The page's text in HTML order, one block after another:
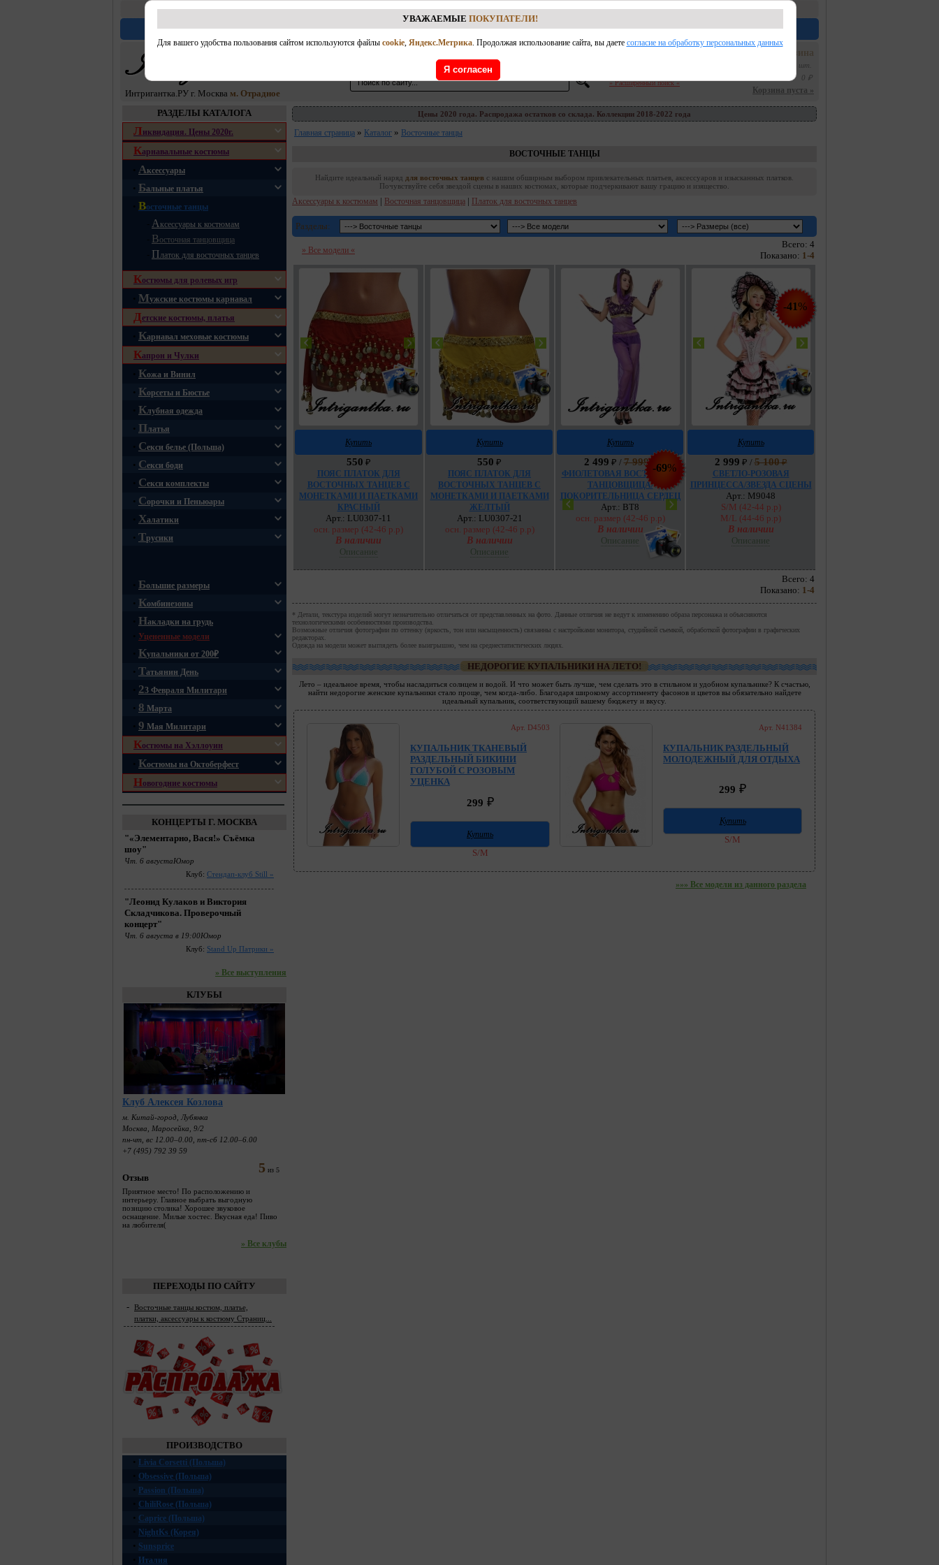
Главная Каталог Скидки Размеры Статьи Вопрос online Фото Оплата и доставка Контакты/Обратная связь
Интригантка.РУ г. Москва м. Отрадное
режим работы: 10.00-20.00 (пон.-воск.)
» Расширенный поиск «
Корзина
0 шт.
0 ₽
Корзина пуста »
РАЗДЕЛЫ КАТАЛОГА
Ликвидация. Цены 2020г.
Карнавальные костюмы
Аксессуары
• Бальные платья
Восточные танцы
Аксессуары к костюмам
Восточная танцовщица
Платок для восточных танцев
Костюмы для ролевых игр
Мужские костюмы карнавал
Детские костюмы, платья
Карнавал меховые костюмы
Капрон и Чулки
Кожа и Винил
• Корсеты и Бюстье
Клубная одежда
• Платья
Секси белье (Польша)
• Секси боди
Секси комплекты
• Сорочки и Пеньюары
Халатики
• Трусики
Большие размеры
• Комбинезоны
Накладки на грудь
Уцененные модели
Купальники от 200₽
• Татьянин День
23 Февраля Милитари
• 8 Марта
9 Мая Милитари
Костюмы на Хэллоуин
Костюмы на Октоберфест
Новогодние костюмы
КОНЦЕРТЫ Г. МОСКВА
"«Элементарно, Вася!» Съёмка
шоу"
Чт. 6 августаЮмор
Клуб: Стендап-клуб Still »
"Леонид Кулаков и Виктория
Складчикова. Проверочный
концерт"
Чт. 6 августа в 19:00Юмор
Клуб: Stand Up Патрики »
» Все выступления
КЛУБЫ
Клуб Алексея Козлова
м. Китай-город, Лубянка
Москва, Маросейка, 9/2
пн-чт, вс 12.00–0.00, пт-сб 12.00–6.00
+7 (495) 792 39 59
5 из 5
Отзыв
Приятное место! По расположению и
интерьеру. Главное выбрать выгодную
позицию столика! Хорошее звуковое
оснащение. Милые хостес. Вкусная еда! Пиво
на любителя(
» Все клубы
ПЕРЕХОДЫ ПО САЙТУ
-
Восточные танцы костюм, платье,
платки, аксессуары к костюму Страниц...
ПРОИЗВОДСТВО
• Livia Corsetti (Польша)
Obsessive (Польша)
• Passion (Польша)
ChiliRose (Польша)
• Caprice (Польша)
NightKs (Корея)
• Sunsprice
Италия
Цены 2020 года. Распродажа остатков со склада. Коллекции 2018-2022 года
Главная страница » Каталог » Восточные танцы
ВОСТОЧНЫЕ ТАНЦЫ
Найдите идеальный наряд для восточных танцев с нашим обширным выбором привлекательных платьев, аксессуаров и изысканных платков.
Почувствуйте себя звездой сцены в наших костюмах, которые подчеркивают вашу грацию и изящество.
Аксессуары к костюмам | Восточная танцовщица | Платок для восточных танцев
Разделы:
» Все модели «
Всего: 4
Показано: 1-4
Купить
550 ₽
ПОЯС ПЛАТОК ДЛЯ
ВОСТОЧНЫХ ТАНЦЕВ С
МОНЕТКАМИ И ПАЕТКАМИ
КРАСНЫЙ
Арт.: LU0307-11
осн. размер (42-46 р.р)
В наличии
Описание
Купить
550 ₽
ПОЯС ПЛАТОК ДЛЯ
ВОСТОЧНЫХ ТАНЦЕВ С
МОНЕТКАМИ И ПАЕТКАМИ
ЖЕЛТЫЙ
Арт.: LU0307-21
осн. размер (42-46 р.р)
В наличии
Описание
-69%
Купить
2 499 ₽ /7 999₽
ФИОЛЕТОВАЯ ВОСТОЧНАЯ
ТАНЦОВЩИЦА/
ПОКОРИТЕЛЬНИЦА СЕРДЕЦ
Арт.: ВТ8
осн. размер (42-46 р.р)
В наличии
Описание
-41%
Купить
2 999 ₽ /5 100₽
СВЕТЛО-РОЗОВАЯ
ПРИНЦЕССА/ЗВЕЗДА СЦЕНЫ
Арт.: M9048
S/M (42-44 р.р)
M/L (44-46 р.р)
В наличии
Описание
Всего: 4
Показано: 1-4
* Детали, текстура изделий могут незначительно отличаться от представленных на фото. Данные отличия не ведут к изменению образа персонажа и объясняются
технологическими особенностями производства.
Возможные отличия фотографии по оттенку (яркость, тон или насыщенность) связанны с настройками монитора, студийной съемкой, обработкой фотографии в графических
редакторах.
Одежда на модели может выглядеть более выигрышно, чем на среднестатистических людях.
НЕДОРОГИЕ КУПАЛЬНИКИ НА ЛЕТО!
Лето – идеальное время, чтобы насладиться солнцем и водой. И что может быть лучше, чем сделать это в стильном и удобном купальнике? К счастью,
найти недорогие женские купальники стало проще, чем когда-либо. Благодаря широкому ассортименту фасонов и цветов вы обязательно найдете
идеальный купальник, соответствующий вашему бюджету и вкусу.
Арт. D4503
КУПАЛЬНИК ТКАНЕВЫЙ
РАЗДЕЛЬНЫЙ БИКИНИ
ГОЛУБОЙ С РОЗОВЫМ
УЦЕНКА
299 ₽
Купить
S/M
Арт. N41384
КУПАЛЬНИК РАЗДЕЛЬНЫЙ
МОЛОДЕЖНЫЙ ДЛЯ ОТДЫХА
299 ₽
Купить
S/M
»»» Все модели из данного раздела
УВАЖАЕМЫЕ ПОКУПАТЕЛИ!
Для вашего удобства пользования сайтом используются файлы cookie, Яндекс.Метрика. Продолжая использование сайта, вы даете согласие на обработку персональных данных
Я согласен